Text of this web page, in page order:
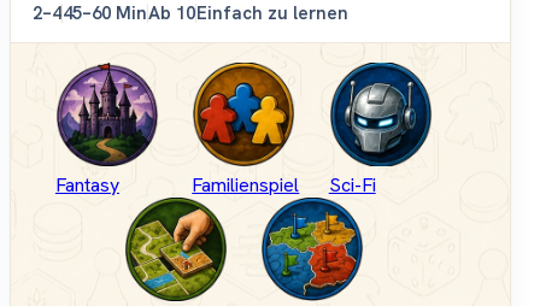
2–445–60 MinAb 10Einfach zu lernen
Fantasy Familienspiel Sci-Fi